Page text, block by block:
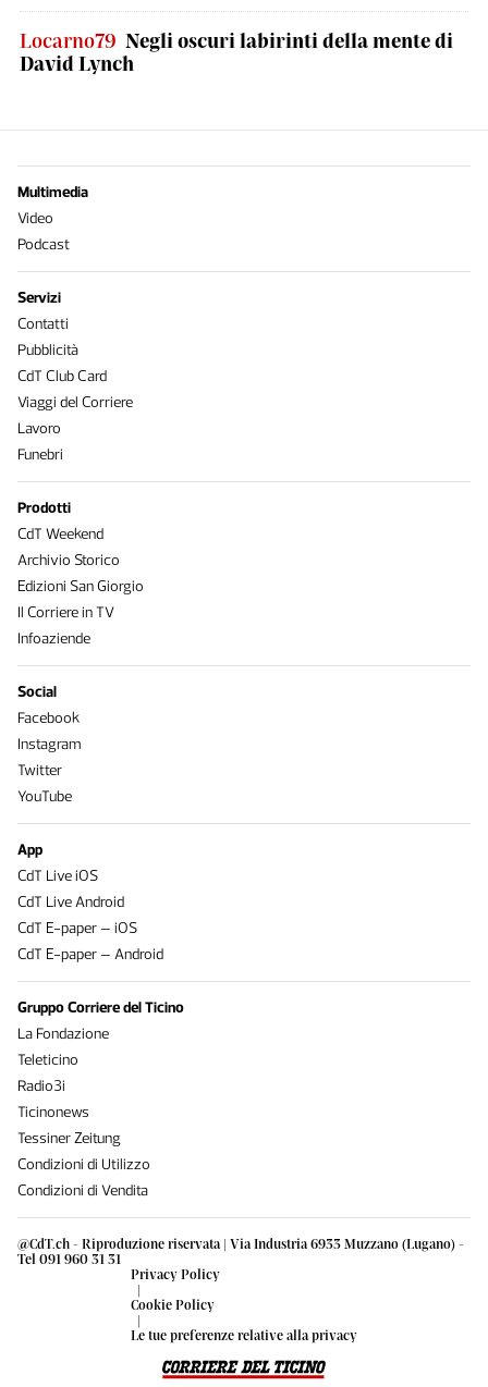
Locarno79 Negli oscuri labirinti della mente di
David Lynch
@CdT.ch - Riproduzione riservata | Via Industria 6933 Muzzano (Lugano) -
Tel 091 960 31 31
Privacy Policy
|
Cookie Policy
|
Le tue preferenze relative alla privacy
Multimedia
Video
Podcast
Servizi
Contatti
Pubblicità
CdT Club Card
Viaggi del Corriere
Lavoro
Funebri
Prodotti
CdT Weekend
Archivio Storico
Edizioni San Giorgio
Il Corriere in TV
Infoaziende
Social
Facebook
Instagram
Twitter
YouTube
App
CdT Live iOS
CdT Live Android
CdT E-paper – iOS
CdT E-paper – Android
Gruppo Corriere del Ticino
La Fondazione
Teleticino
Radio3i
Ticinonews
Tessiner Zeitung
Condizioni di Utilizzo
Condizioni di Vendita